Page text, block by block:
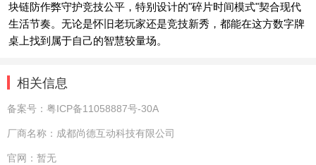
块链防作弊守护竞技公平，特别设计的"碎片时间模式"契合现代
生活节奏。无论是怀旧老玩家还是竞技新秀，都能在这方数字牌
桌上找到属于自己的智慧较量场。
相关信息
备案号： 粤ICP备11058887号-30A
厂商名称： 成都尚德互动科技有限公司
官网： 暂无